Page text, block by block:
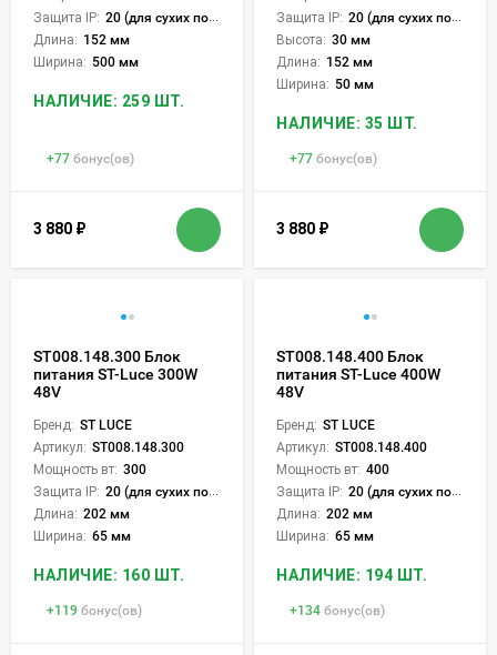
Защита IP: 20 (для сухих пом.)
Длина: 152 мм
Ширина: 500 мм
НАЛИЧИЕ: 259 ШТ.
+77 бонус(ов)
3 880 ₽
Защита IP: 20 (для сухих пом.)
Высота: 30 мм
Длина: 152 мм
Ширина: 50 мм
НАЛИЧИЕ: 35 ШТ.
+77 бонус(ов)
3 880 ₽
ST008.148.300 Блок
питания ST-Luce 300W
48V
Бренд: ST LUCE
Артикул: ST008.148.300
Мощность вт: 300
Защита IP: 20 (для сухих пом.)
Длина: 202 мм
Ширина: 65 мм
НАЛИЧИЕ: 160 ШТ.
+119 бонус(ов)
ST008.148.400 Блок
питания ST-Luce 400W
48V
Бренд: ST LUCE
Артикул: ST008.148.400
Мощность вт: 400
Защита IP: 20 (для сухих пом.)
Длина: 202 мм
Ширина: 65 мм
НАЛИЧИЕ: 194 ШТ.
+134 бонус(ов)